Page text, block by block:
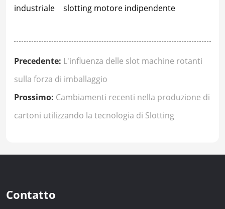
industriale
slotting motore indipendente
Precedente: L'influenza delle slot machine rotanti
sulla forza di imballaggio
Prossimo: Cambiamenti recenti nella produzione di
cartoni utilizzando la tecnologia di Slotting
Contatto